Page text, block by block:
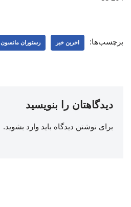
برچسب‌ها: اخرین خبر رستوران مانسون
دیدگاهتان را بنویسید
برای نوشتن دیدگاه باید وارد بشوید.